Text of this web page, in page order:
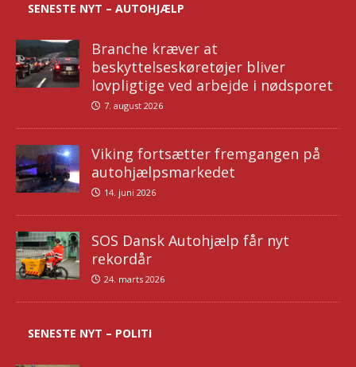
SENESTE NYT – AUTOHJÆLP
Branche kræver at
beskyttelseskøretøjer bliver
lovpligtige ved arbejde i nødsporet
7. august 2026
Viking fortsætter fremgangen på
autohjælpsmarkedet
14. juni 2026
SOS Dansk Autohjælp får nyt
rekordår
24. marts 2026
SENESTE NYT – POLITI